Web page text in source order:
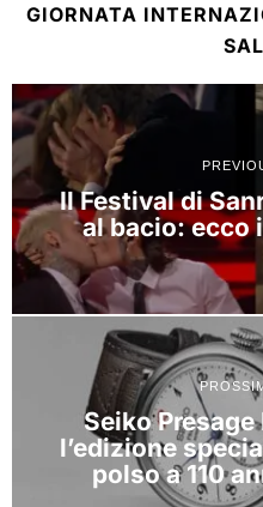
GIORNATA
Il Festival di
al bacio: ecco
Seiko
l’edizione
polso a 110